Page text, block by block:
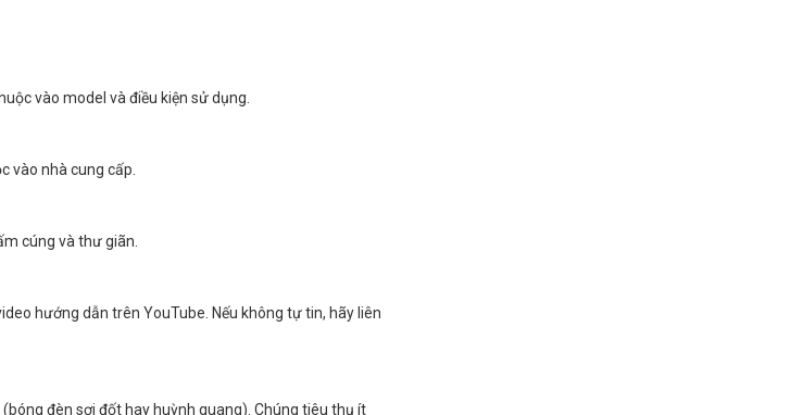
vào model và điều kiện sử dụng.
vào nhà cung cấp.
cúng và thư giãn.
hướng dẫn trên YouTube. Nếu không tự tin, hãy liên
đèn sợi đốt hay huỳnh quang). Chúng tiêu thụ ít